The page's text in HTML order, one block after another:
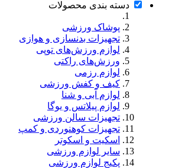
دسته بندی محصولات
پوشاک ورزشی
تجهیزات بدنسازی و هوازی
لوازم ورزش‌های توپی
ورزش‌های راکتی
لوازم رزمی
کیف و کفش ورزشی
لوازم آبی و شنا
لوازم پیلاتس و یوگا
تجهیزات سالن ورزشی
تجهیزات کوهنوردی و کمپ
اسکیت و اسکوتر
سایر لوازم ورزشی
پکیج لوازم ورزشی